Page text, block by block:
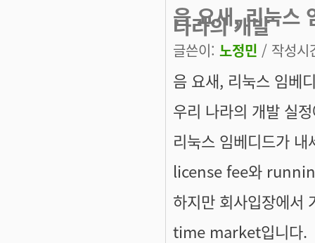
음 요새, 리눅스
나라의 개발
글쓴이: 노정민 / 작성
음 요새, 리눅스 임베
우리 나라의 개발 실
리눅스 임베디드가
license fee와
하지만 회사입장에
time market입니다.